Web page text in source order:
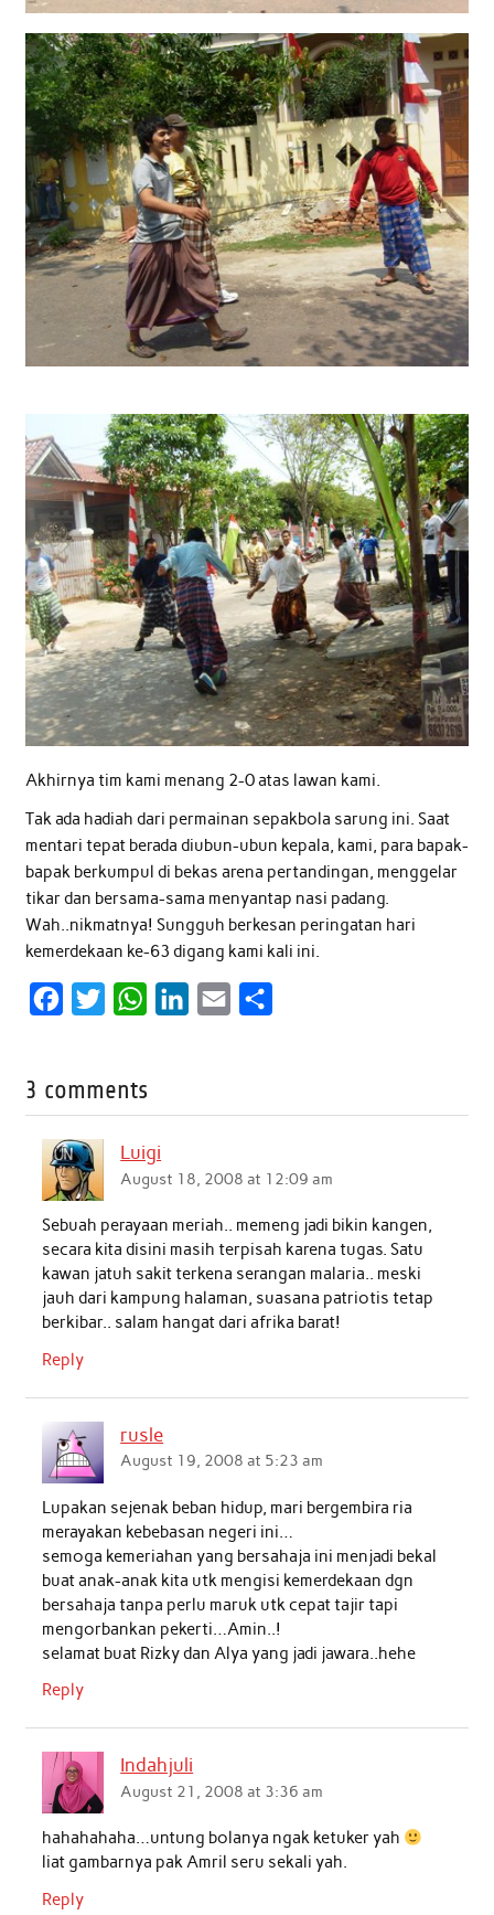
Akhirnya tim kami menang 2-0 atas lawan kami.
Tak ada hadiah dari permainan sepakbola sarung ini. Saat
mentari tepat berada diubun-ubun kepala, kami, para bapak-
bapak berkumpul di bekas arena pertandingan, menggelar
tikar dan bersama-sama menyantap nasi padang.
Wah..nikmatnya! Sungguh berkesan peringatan hari
kemerdekaan ke-63 digang kami kali ini.
e
o
o
k
t
W
t
A
p
n
3 comments
Luigi
August 18, 2008 at 12:09 am
Sebuah perayaan meriah.. memeng jadi bikin kangen,
secara kita disini masih terpisah karena tugas. Satu
kawan jatuh sakit terkena serangan malaria.. meski
jauh dari kampung halaman, suasana patriotis tetap
berkibar.. salam hangat dari afrika barat!
Reply
rusle
August 19, 2008 at 5:23 am
Lupakan sejenak beban hidup, mari bergembira ria
merayakan kebebasan negeri ini…
semoga kemeriahan yang bersahaja ini menjadi bekal
buat anak-anak kita utk mengisi kemerdekaan dgn
bersahaja tanpa perlu maruk utk cepat tajir tapi
mengorbankan pekerti…Amin..!
selamat buat Rizky dan Alya yang jadi jawara..hehe
Reply
Indahjuli
August 21, 2008 at 3:36 am
hahahahaha…untung bolanya ngak ketuker yah
liat gambarnya pak Amril seru sekali yah.
Reply